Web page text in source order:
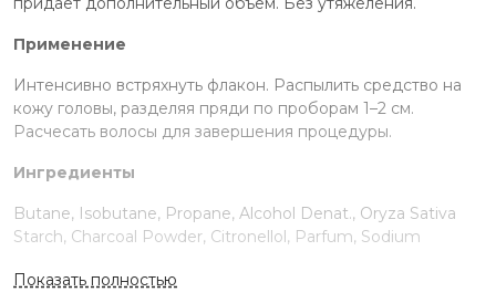
Применение
Интенсивно встряхнуть флакон. Распылить средство на
кожу головы, разделяя пряди по проборам 1–2 см.
Расчесать волосы для завершения процедуры.
Ингредиенты
Butane, Isobutane, Propane, Alcohol Denat., Oryza Sativa
Starch, Charcoal Powder, Citronellol, Parfum, Sodium
Показать полностью